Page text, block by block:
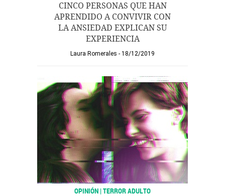
CINCO PERSONAS QUE HAN
APRENDIDO A CONVIVIR CON
LA ANSIEDAD EXPLICAN SU
EXPERIENCIA
Laura Romerales 18/12/2019
OPINIÓN | TERROR ADULTO